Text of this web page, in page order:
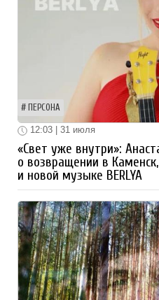
ПЕРСОНА
12:03 | 31 июля
«Свет уже внутри»:
о возвращении в
и новой музыке BERLYA